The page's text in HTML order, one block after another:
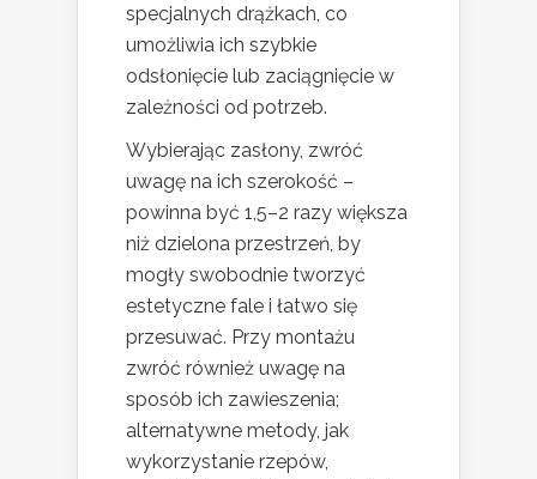
specjalnych drążkach, co
umożliwia ich szybkie
odsłonięcie lub zaciągnięcie w
zależności od potrzeb.
Wybierając zasłony, zwróć
uwagę na ich szerokość –
powinna być 1,5–2 razy większa
niż dzielona przestrzeń, by
mogły swobodnie tworzyć
estetyczne fale i łatwo się
przesuwać. Przy montażu
zwróć również uwagę na
sposób ich zawieszenia;
alternatywne metody, jak
wykorzystanie rzepów,